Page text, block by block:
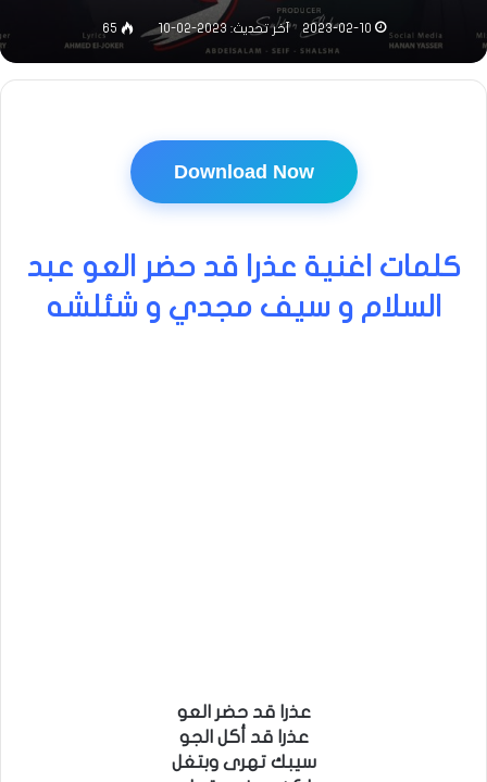
2023-02-10 آخر تحديث: 2023-02-10 65
Download Now
كلمات اغنية عذرا قد حضر العو عبد
السلام و سيف مجدي و شئلشه
عذرا قد حضر العو
عذرا قد أكل الجو
سيبك تهرى وبتغل